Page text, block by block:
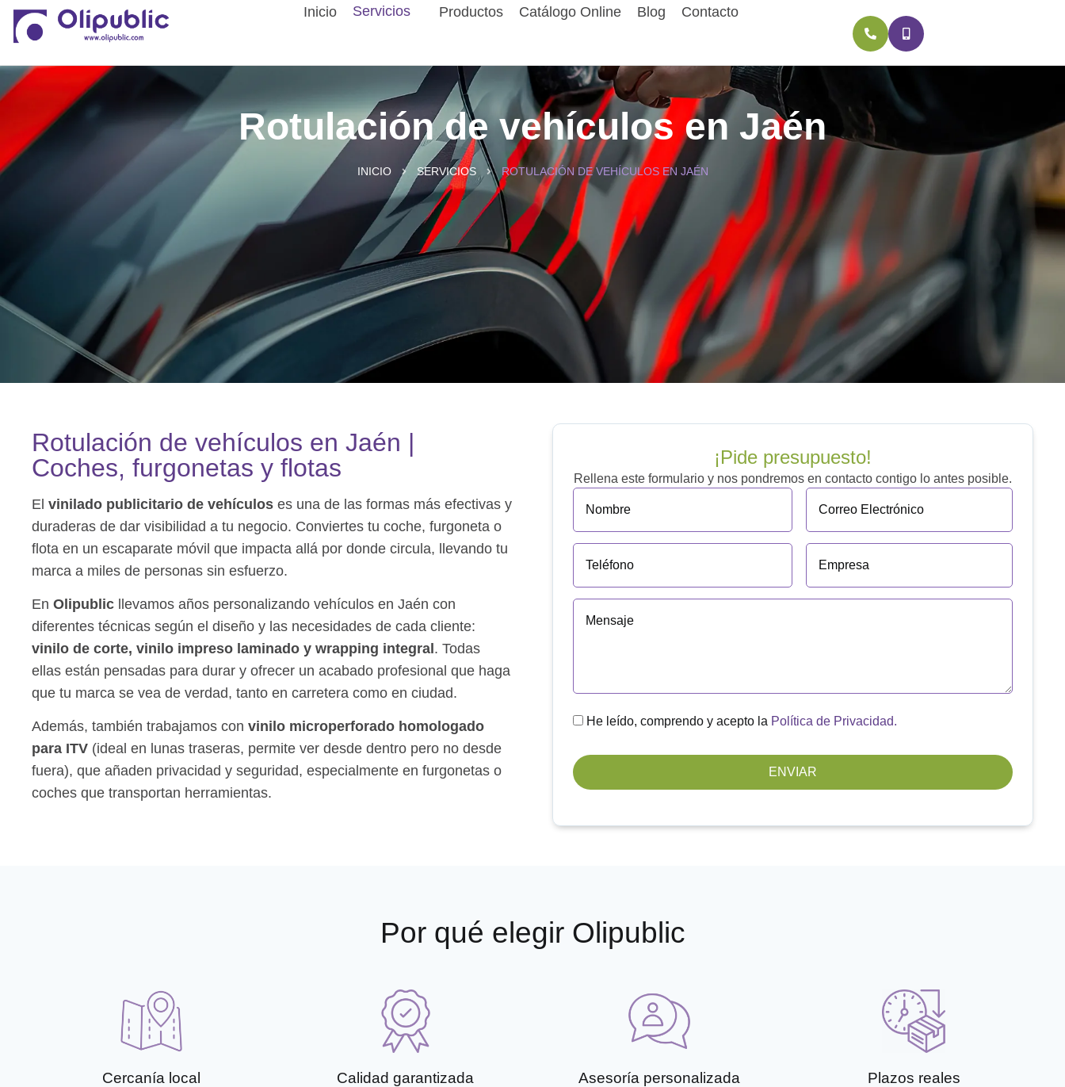
Inicio Servicios Productos Catálogo Online Blog Contacto
Rotulación de vehículos en Jaén
INICIO SERVICIOS ROTULACIÓN DE VEHÍCULOS EN JAÉN
Rotulación de vehículos en Jaén |
Coches, furgonetas y flotas
Elvinilado publicitario de vehículos es una de las formas más efectivas y
duraderas de dar visibilidad a tu negocio. Conviertes tu coche, furgoneta o
flota en un escaparate móvil que impacta allá por donde circula, llevando tu
marca a miles de personas sin esfuerzo.
EnOlipublic llevamos años personalizando vehículos en Jaén con
diferentes técnicas según el diseño y las necesidades de cada cliente:
vinilo de corte, vinilo impreso laminado y wrapping integral. Todas
ellas están pensadas para durar y ofrecer un acabado profesional que haga
que tu marca se vea de verdad, tanto en carretera como en ciudad.
Además, también trabajamos convinilo microperforado homologado
para ITV (ideal en lunas traseras, permite ver desde dentro pero no desde
fuera), que añaden privacidad y seguridad, especialmente en furgonetas o
coches que transportan herramientas.
¡Pide presupuesto!
Rellena este formulario y nos pondremos en contacto contigo lo antes posible.
He leído, comprendo y acepto la Política de Privacidad.
Por qué elegir Olipublic
Cercanía local Calidad garantizada Asesoría personalizada Plazos reales